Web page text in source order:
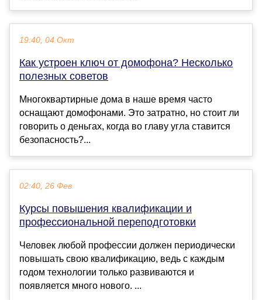
19:40, 04 Окт
Как устроен ключ от домофона? Несколько
полезных советов
Многоквартирные дома в наше время часто
оснащают домофонами. Это затратно, но стоит ли
говорить о деньгах, когда во главу угла ставится
безопасность?...
02:40, 26 Фев
Курсы повышения квалификации и
профессиональной переподготовки
Человек любой профессии должен периодически
повышать свою квалификацию, ведь с каждым
годом технологии только развиваются и
появляется много нового. ...